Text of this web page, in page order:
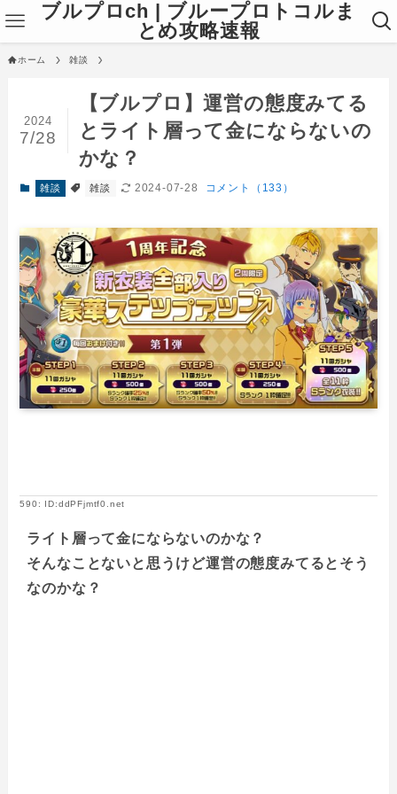
ブルプロch | ブループロトコルま
とめ攻略速報
ホーム 雑談
【ブルプロ】運営の態度みてる
とライト層って金にならないの
かな？
2024
7/28
雑談 雑談 2024-07-28 コメント（133）
590: ID:ddPFjmtf0.net
ライト層って金にならないのかな？
そんなことないと思うけど運営の態度みてるとそう
なのかな？